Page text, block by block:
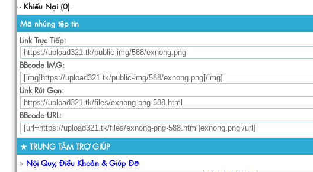
- Khiếu Nại (0).
Mã nhúng tệp tin
Link Trực Tiếp:
BBcode IMG:
Link Rút Gọn:
BBcode URL:
★ TRUNG TÂM TRỢ GIÚP
» Nội Quy, Điều Khoản & Giúp Đỡ